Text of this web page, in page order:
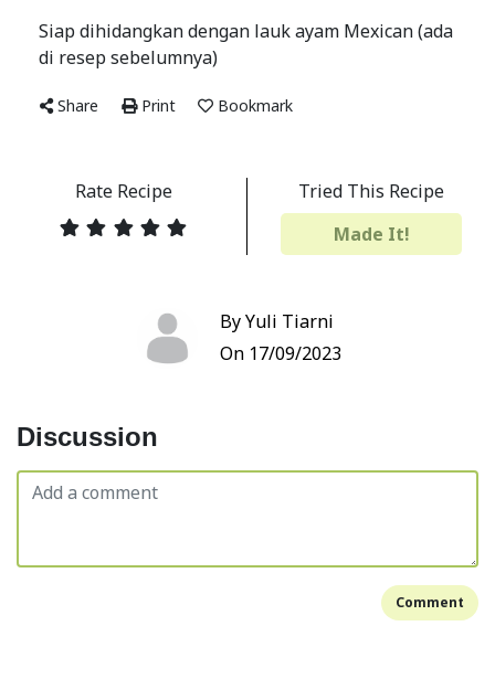
Siap dihidangkan dengan lauk ayam Mexican (ada
di resep sebelumnya)
Share Print Bookmark
Rate Recipe
Tried This Recipe
Made It!
By Yuli Tiarni
On 17/09/2023
Discussion
Comment